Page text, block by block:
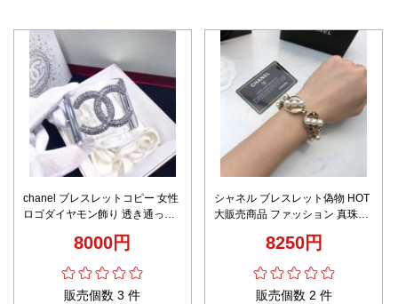
chanel ブレスレットコピー 女性
ロゴダイヤモン飾り 透き通って
8000円
販売個数 3 件
シャネル ブレスレット偽物 HOT
大販売商品 ファッション 真珠飾
8250円
販売個数 2 件